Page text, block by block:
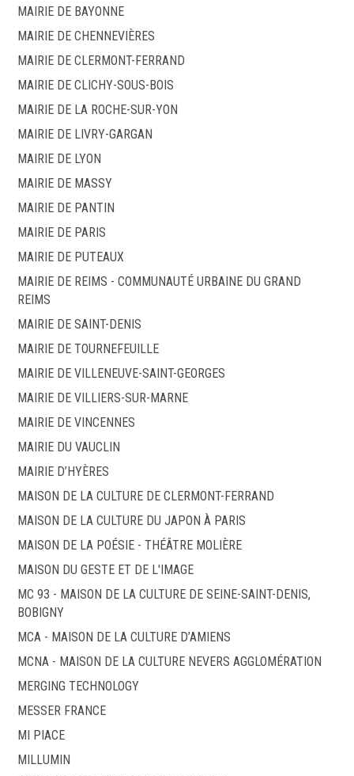
MAIRIE DE BAYONNE
MAIRIE DE CHENNEVIÈRES
MAIRIE DE CLERMONT-FERRAND
MAIRIE DE CLICHY-SOUS-BOIS
MAIRIE DE LA ROCHE-SUR-YON
MAIRIE DE LIVRY-GARGAN
MAIRIE DE LYON
MAIRIE DE MASSY
MAIRIE DE PANTIN
MAIRIE DE PARIS
MAIRIE DE PUTEAUX
MAIRIE DE REIMS - COMMUNAUTÉ URBAINE DU GRAND
REIMS
MAIRIE DE SAINT-DENIS
MAIRIE DE TOURNEFEUILLE
MAIRIE DE VILLENEUVE-SAINT-GEORGES
MAIRIE DE VILLIERS-SUR-MARNE
MAIRIE DE VINCENNES
MAIRIE DU VAUCLIN
MAIRIE D’HYÈRES
MAISON DE LA CULTURE DE CLERMONT-FERRAND
MAISON DE LA CULTURE DU JAPON À PARIS
MAISON DE LA POÉSIE - THÉÂTRE MOLIÈRE
MAISON DU GESTE ET DE L'IMAGE
MC 93 - MAISON DE LA CULTURE DE SEINE-SAINT-DENIS,
BOBIGNY
MCA - MAISON DE LA CULTURE D’AMIENS
MCNA - MAISON DE LA CULTURE NEVERS AGGLOMÉRATION
MERGING TECHNOLOGY
MESSER FRANCE
MI PIACE
MILLUMIN